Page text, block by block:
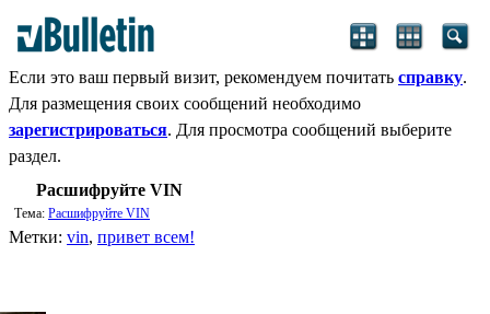
Если это ваш первый визит, рекомендуем почитать справку.
Для размещения своих сообщений необходимо
зарегистрироваться. Для просмотра сообщений выберите
раздел.
Расшифруйте VIN
Тема: Расшифруйте VIN
Метки: vin, привет всем!